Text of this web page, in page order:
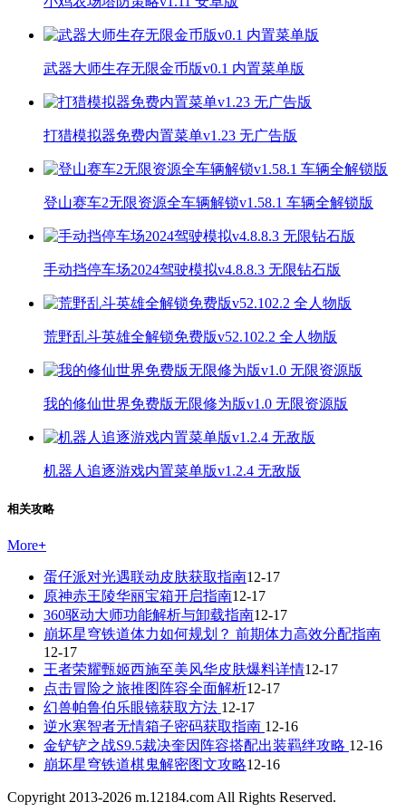
武器大师生存无限金币版v0.1 内置菜单版
打猎模拟器免费内置菜单v1.23 无广告版
登山赛车2无限资源全车辆解锁v1.58.1 车辆全解锁版
手动挡停车场2024驾驶模拟v4.8.8.3 无限钻石版
荒野乱斗英雄全解锁免费版v52.102.2 全人物版
我的修仙世界免费版无限修为版v1.0 无限资源版
机器人追逐游戏内置菜单版v1.2.4 无敌版
相关攻略
More+
蛋仔派对光遇联动皮肤获取指南12-17
原神赤王陵华丽宝箱开启指南12-17
360驱动大师功能解析与卸载指南12-17
崩坏星穹铁道体力如何规划？ 前期体力高效分配指南
12-17
王者荣耀甄姬西施至美风华皮肤爆料详情12-17
点击冒险之旅推图阵容全面解析12-17
幻兽帕鲁伯乐眼镜获取方法 12-17
逆水寒智者无情箱子密码获取指南 12-16
金铲铲之战S9.5裁决奎因阵容搭配出装羁绊攻略 12-16
崩坏星穹铁道棋鬼解密图文攻略12-16
Copyright 2013-2026 m.12184.com All Rights Reserved.